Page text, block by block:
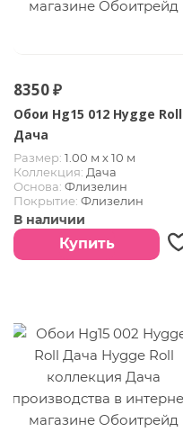
8350 ₽
Обои Hg15 012 Hygge Roll
Дача
Размер: 1.00 м х 10 м
Коллекция: Дача
Основа: Флизелин
Покрытие: Флизелин
В наличии
Купить